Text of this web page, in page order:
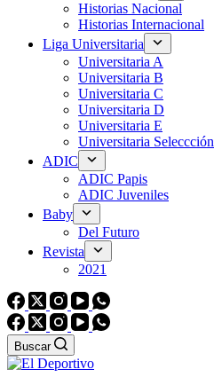
Historias Nacional
Historias Internacional
Liga Universitaria
Universitaria A
Universitaria B
Universitaria C
Universitaria D
Universitaria E
Universitaria Seleccción
ADIC
ADIC Papis
ADIC Juveniles
Baby
Del Futuro
Revista
2021
Buscar